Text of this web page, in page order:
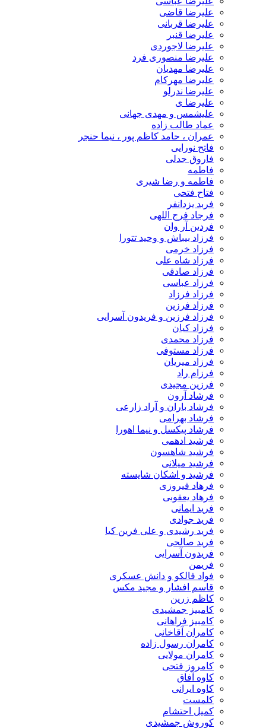
علیرضا قاضی
علیرضا قربانی
علیرضا قنبر
علیرضا لاجوردی
علیرضا منصوری فرد
علیرضا مهدیان
علیرضا مهرکام
علیرضا ندرلو
علیرضا ی
علیشمس و مهدی جهانی
عماد طالب زاده
عمران ، حامد کاظم پور ، نیما حنجر
فاتح نورایی
فاروق جدلی
فاطمه
فاطمه و رضا شیری
فتاح فتحی
فربد یزدانفر
فرجاد فرج اللهی
فردین آر وان
فرزاد بیباش و وحید تتورا
فرزاد خرمی
فرزاد شاه علی
فرزاد صادقی
فرزاد عباسی
فرزاد فرزاد
فرزاد فرزین
فرزاد فرزین و فریدون آسرایی
فرزاد کیان
فرزاد محمدی
فرزاد مستوفی
فرزاد میریان
فرزام راد
فرزین مجیدی
فرشاد آرون
فرشاد باران و آراد زارعی
فرشاد بهرامی
فرشاد پیکسل و نیما اهورا
فرشید ادهمی
فرشید شاهسون
فرشید میلانی
فرشید و اشکان شایسته
فرهاد فیروزی
فرهاد یعقوبی
فرید ایمانی
فرید جوادی
فرید رشیدی و علی فرین کیا
فرید صالحی
فریدون آسرایی
فریمن
فواد فالکو و دانش عسکری
قاسم افشار و مجید مکس
کاظم زرین
کامبیز جمشیدی
کامبیز فراهانی
کامران آقاخانی
کامران رسول زاده
کامران مولایی
کامروز فتحی
کاوه آفاق
کاوه ایرانی
کلمست
کمیل احتشام
کوروش جمشیدی